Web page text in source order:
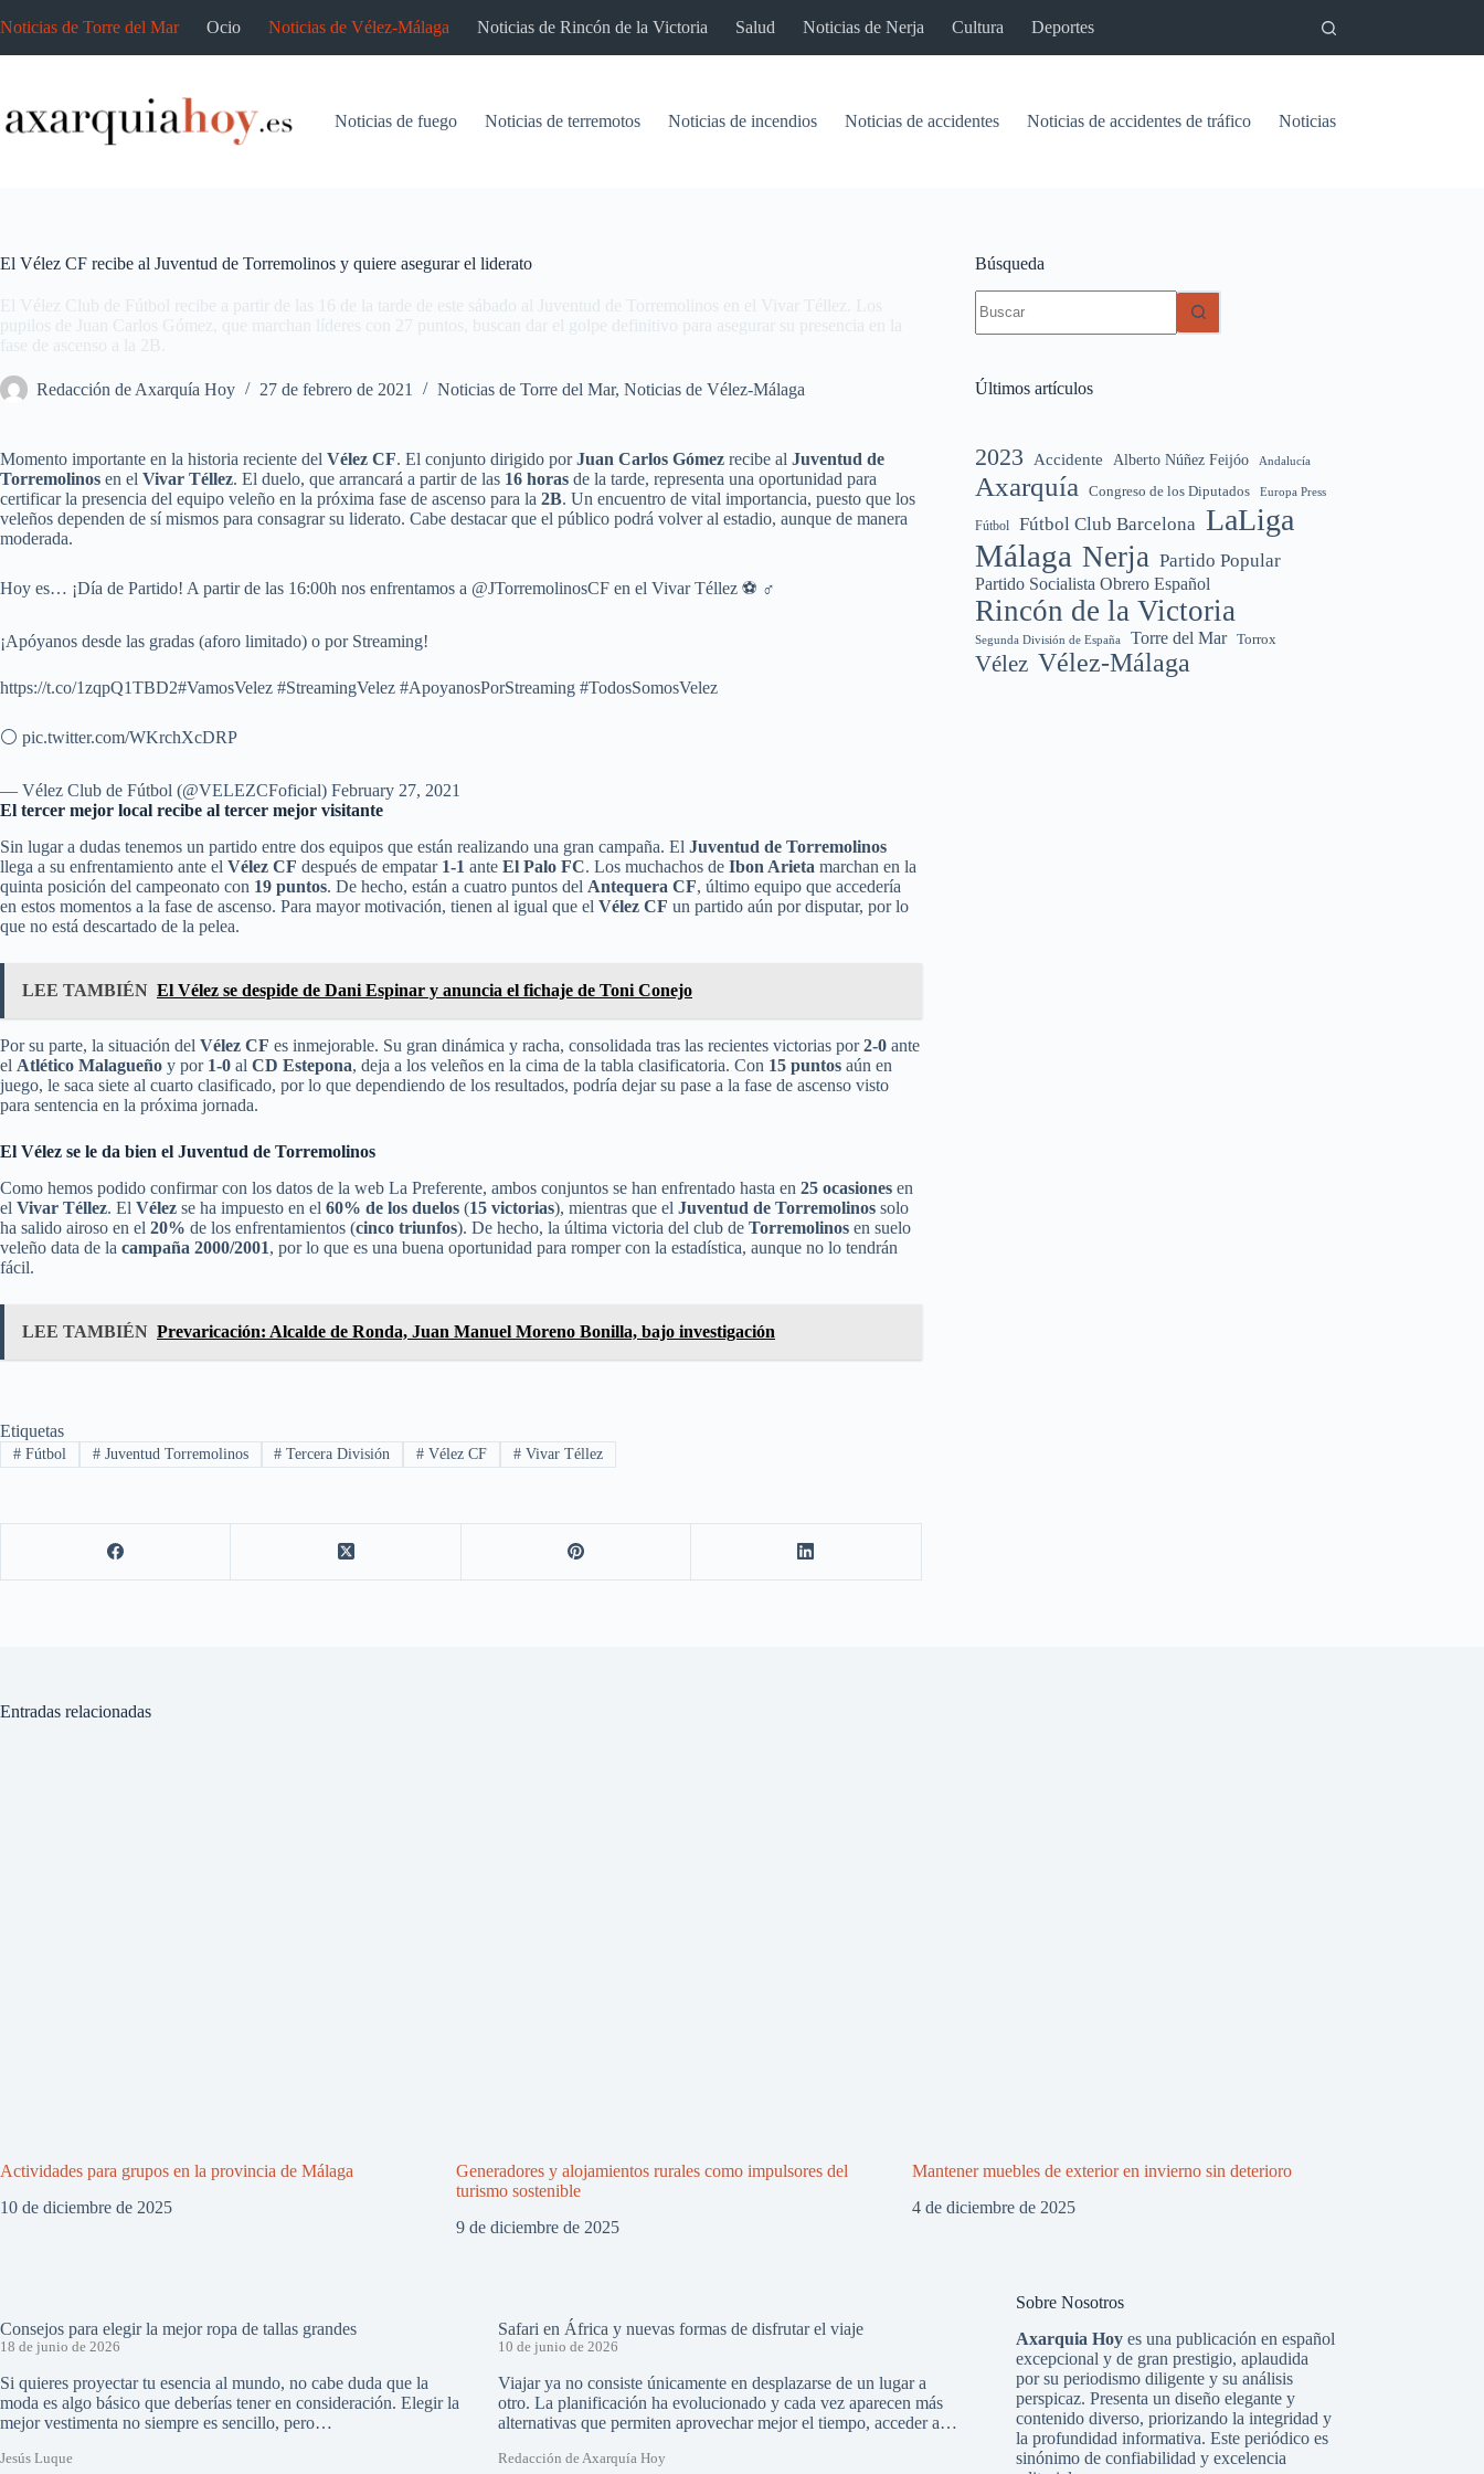
al
Noticias de Torre del Mar Ocio Noticias de Vélez-Málaga Noticias de Rincón de la Victoria Salud Noticias de Nerja Cultura Deportes
Noticias de fuego Noticias de terremotos Noticias de incendios Noticias de accidentes Noticias de accidentes de tráfico Noticias del pantano de
El Vélez CF recibe al Juventud de Torremolinos y quiere asegurar el liderato
El Vélez Club de Fútbol recibe a partir de las 16 de la tarde de este sábado al Juventud de Torremolinos en el Vivar Téllez. Los
pupilos de Juan Carlos Gómez, que marchan líderes con 27 puntos, buscan dar el golpe definitivo para asegurar su presencia en la
fase de ascenso a la 2B.
Redacción de Axarquía Hoy 27 de febrero de 2021 Noticias de Torre del Mar, Noticias de Vélez-Málaga
Momento importante en la historia reciente del Vélez CF. El conjunto dirigido porJuan Carlos Gómez recibe al Juventud de
Torremolinos en el Vivar Téllez. El duelo, que arrancará a partir de las 16 horas de la tarde, representa una oportunidad para
certificar la presencia del equipo veleño en la próxima fase de ascenso para la 2B. Un encuentro de vital importancia, puesto que los
veleños dependen de sí mismos para consagrar su liderato. Cabe destacar que el público podrá volver al estadio, aunque de manera
moderada.
Hoy es… ¡Día de Partido! A partir de las 16:00h nos enfrentamos a @JTorremolinosCF en el Vivar Téllez ⚽ ‍♂️
¡Apóyanos desde las gradas (aforo limitado) o por Streaming! ️
https://t.co/1zqpQ1TBD2#VamosVelez #StreamingVelez #ApoyanosPorStreaming #TodosSomosVelez
⚪️ pic.twitter.com/WKrchXcDRP
— Vélez Club de Fútbol (@VELEZCFoficial) February 27, 2021
El tercer mejor local recibe al tercer mejor visitante
Sin lugar a dudas tenemos un partido entre dos equipos que están realizando una gran campaña. El Juventud de Torremolinos
llega a su enfrentamiento ante el Vélez CF después de empatar 1-1 ante El Palo FC. Los muchachos de Ibon Arieta marchan en la
quinta posición del campeonato con 19 puntos. De hecho, están a cuatro puntos del Antequera CF, último equipo que accedería
en estos momentos a la fase de ascenso. Para mayor motivación, tienen al igual que el Vélez CF un partido aún por disputar, por lo
que no está descartado de la pelea.
LEE TAMBIÉN El Vélez se despide de Dani Espinar y anuncia el fichaje de Toni Conejo
Por su parte, la situación del Vélez CF es inmejorable. Su gran dinámica y racha, consolidada tras las recientes victorias por2-0 ante
el Atlético Malagueño y por 1-0 al CD Estepona, deja a los veleños en la cima de la tabla clasificatoria. Con 15 puntos aún en
juego, le saca siete al cuarto clasificado, por lo que dependiendo de los resultados, podría dejar su pase a la fase de ascenso visto
para sentencia en la próxima jornada.
El Vélez se le da bien el Juventud de Torremolinos
Como hemos podido confirmar con los datos de la web La Preferente, ambos conjuntos se han enfrentado hasta en 25 ocasiones en
el Vivar Téllez. El Vélez se ha impuesto en el 60% de los duelos (15 victorias), mientras que el Juventud de Torremolinos solo
ha salido airoso en el 20% de los enfrentamientos (cinco triunfos). De hecho, la última victoria del club de Torremolinos en suelo
veleño data de la campaña 2000/2001, por lo que es una buena oportunidad para romper con la estadística, aunque no lo tendrán
fácil.
LEE TAMBIÉN Prevaricación: Alcalde de Ronda, Juan Manuel Moreno Bonilla, bajo investigación
Etiquetas
#Fútbol #Juventud Torremolinos # Tercera División # Vélez CF # Vivar Téllez
Búsqueda
resultados
Últimos artículos
2023 Accidente Alberto Núñez Feijóo Andalucía
Axarquía Congreso de los Diputados Europa Press
Fútbol Fútbol Club Barcelona LaLiga
Málaga Nerja Partido Popular
Partido Socialista Obrero Español
Rincón de la Victoria
Segunda División de España Torre del Mar Torrox
Vélez Vélez-Málaga
Entradas relacionadas
Actividades para grupos en la provincia de Málaga
10 de diciembre de 2025
Generadores y alojamientos rurales como impulsores del
turismo sostenible
9 de diciembre de 2025
Mantener muebles de exterior en invierno sin deterioro
4 de diciembre de 2025
Consejos para elegir la mejor ropa de tallas grandes
18 de junio de 2026
Si quieres proyectar tu esencia al mundo, no cabe duda que la
moda es algo básico que deberías tener en consideración. Elegir la
mejor vestimenta no siempre es sencillo, pero…
Jesús Luque
Safari en África y nuevas formas de disfrutar el viaje
10 de junio de 2026
Viajar ya no consiste únicamente en desplazarse de un lugar a
otro. La planificación ha evolucionado y cada vez aparecen más
alternativas que permiten aprovechar mejor el tiempo, acceder a…
Redacción de Axarquía Hoy
Sobre Nosotros
Axarquia Hoyes una publicación en español
excepcional y de gran prestigio, aplaudida
por su periodismo diligente y su análisis
perspicaz. Presenta un diseño elegante y
contenido diverso, priorizando la integridad y
la profundidad informativa. Este periódico es
sinónimo de confiabilidad y excelencia